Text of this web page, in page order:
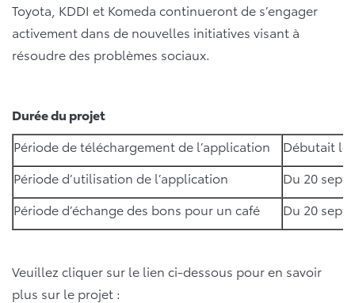
Toyota, KDDI et Komeda continueront de s’engager
activement dans de nouvelles initiatives visant à
résoudre des problèmes sociaux.
Durée du projet
Période de téléchargement de l’application
Débutait le
Période d’utilisation de l’application
Du 20
Période d’échange des bons pour un café
Du 20
Veuillez cliquer sur le lien ci-dessous pour en savoir
plus sur le projet :